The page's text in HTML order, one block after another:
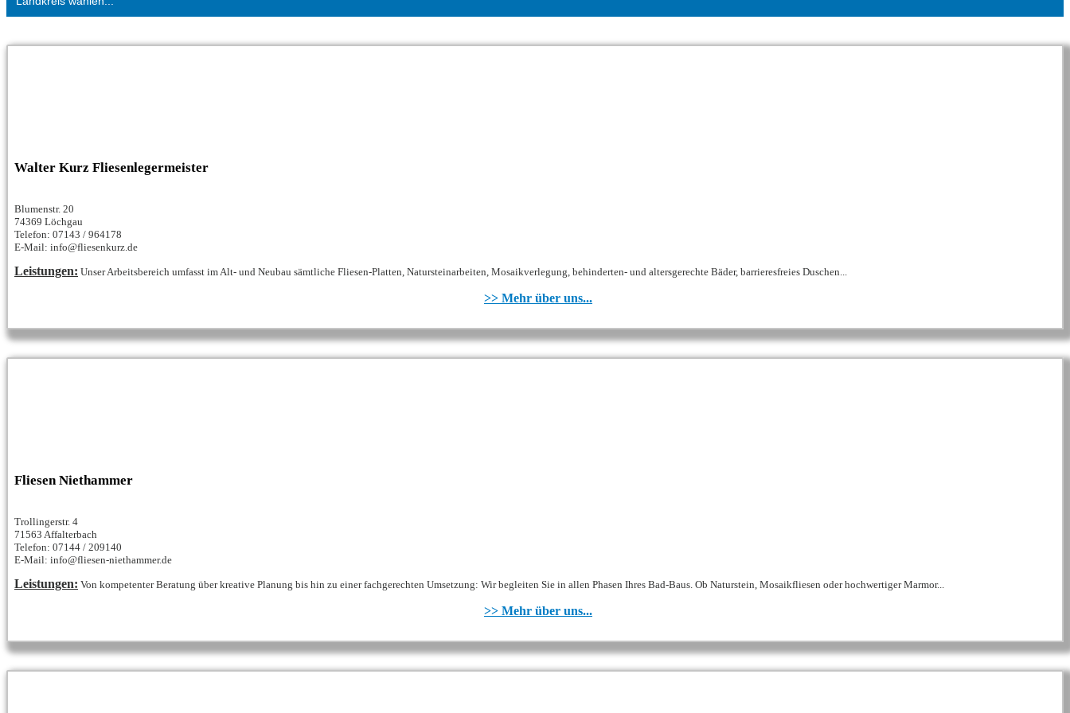
Walter Kurz Fliesenlegermeister
Blumenstr. 20
74369 Löchgau
Telefon: 07143 / 964178
E-Mail: info@fliesenkurz.de
Leistungen: Unser Arbeitsbereich umfasst im Alt- und Neubau sämtliche Fliesen-Platten, Natursteinarbeiten, Mosaikverlegung, behinderten- und altersgerechte Bäder, barrieresfreies Duschen...
>> Mehr über uns...
Fliesen Niethammer
Trollingerstr. 4
71563 Affalterbach
Telefon: 07144 / 209140
E-Mail: info@fliesen-niethammer.de
Leistungen: Von kompetenter Beratung über kreative Planung bis hin zu einer fachgerechten Umsetzung: Wir begleiten Sie in allen Phasen Ihres Bad-Baus. Ob Naturstein, Mosaikfliesen oder hochwertiger Marmor...
>> Mehr über uns...